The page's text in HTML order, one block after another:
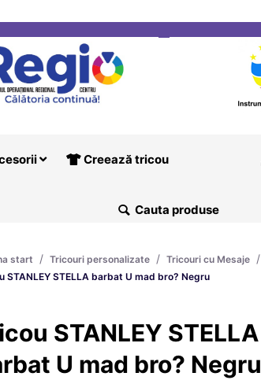
Creează tricou
start / Tricouri personalizate / Tricouri cu Mesaje /
STANLEY STELLA barbat U mad bro? Negru
STANLEY STELLA
U mad bro? Negru